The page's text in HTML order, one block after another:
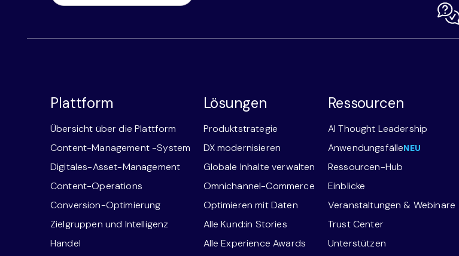
Plattform
Übersicht über die Plattform
Content-Management -System
Digitales-Asset-Management
Content-Operations
Conversion-Optimierung
Zielgruppen und Intelligenz
Handel
Lösungen
Produktstrategie
DX modernisieren
Globale Inhalte verwalten
Omnichannel-Commerce
Optimieren mit Daten
Alle Kund:in Stories
Alle Experience Awards
Ressourcen
AI Thought Leadership
AnwendungsfälleNEU
Ressourcen-Hub
Einblicke
Veranstaltungen & Webinare
Trust Center
Unterstützen